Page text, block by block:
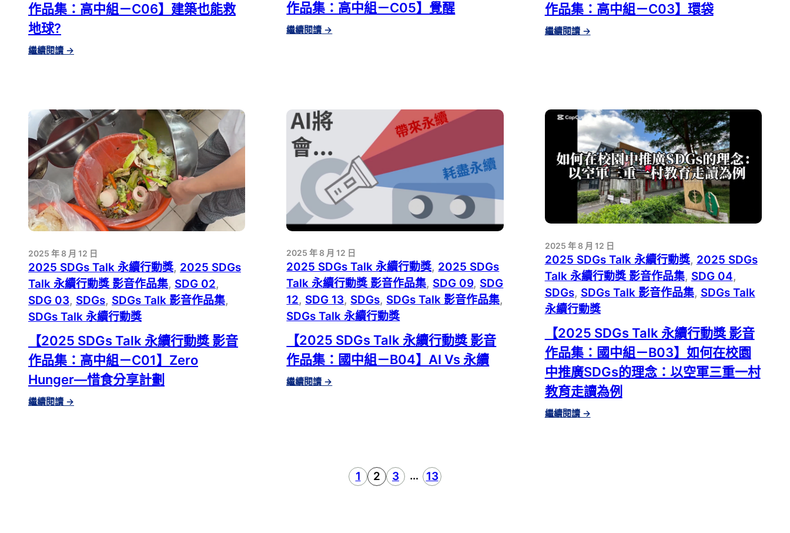
口
起：
三
是
告
的
可
作品集：高中組－C06】建築也能救
地球?
繼續閱讀 →
續
行
動
獎
影
音
作
品
集：
高
組
－
C06】
建
築
也
能
救
地
作品集：高中組－C05】覺醒
繼續閱讀 →
行
動
音
作
品
集：
中
－
C05】
覺
醒
作品集：高中組－C03】環袋
繼續閱讀→:
行
動
獎
影
音
作
品
集：
高
中
－
C03】
環
袋
2025 年 8 月 12 日
2025 SDGs Talk 永續行動獎, 2025 SDGs
Talk 永續行動獎 影音作品集, SDG 02
SDG 03, SDGs, SDGs Talk 影音作品集
SDGs Talk 永續行動獎
【2025 SDGs Talk 永續行動獎 影音
作品集：高中組－C01】Zero
Hunger—惜食分享計劃
繼續閱讀 →
2025 年 8 月 12 日
2025 SDGs Talk 永續行動獎, 2025 SDGs
Talk 永續行動獎 影音作品集, SDG 09, SDG
12, SDG 13, SDGs, SDGs Talk 影音作品集
SDGs Talk 永續行動獎
【2025 SDGs Talk 永續行動獎 影音
作品集：國中組－B04】AI Vs 永續
繼續閱讀 →
2025 年 8 月 12 日
2025 SDGs Talk 永續行動獎, 2025 SDGs
Talk 永續行動獎 影音作品集, SDG 04
SDGs, SDGs Talk 影音作品集, SDGs Talk
永續行動獎
【2025 SDGs Talk 永續行動獎 影音
作品集：國中組－B03】如何在校園
中推廣SDGs的理念：以空軍三重一村
教育走讀為例
繼續閱讀→:
1 2 3 … 13